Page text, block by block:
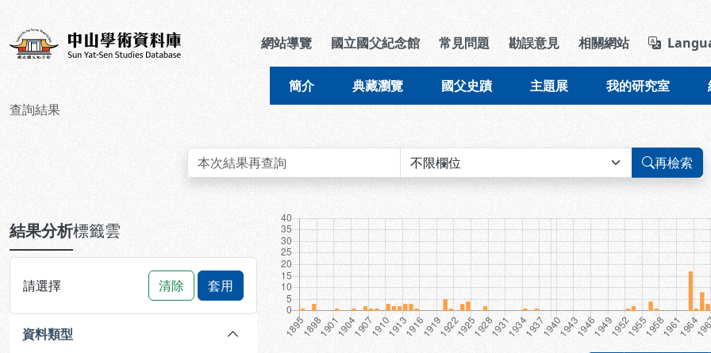
中山學術資料庫 導覽列區塊
網站導覽 國立國父紀念館 常見問題 勘誤意見 相關網站
簡介 典藏瀏覽 國父史蹟 主題展 我的研究室
查詢結果
再檢索
結果分析標籤雲
請選擇 清除 套用
資料類型